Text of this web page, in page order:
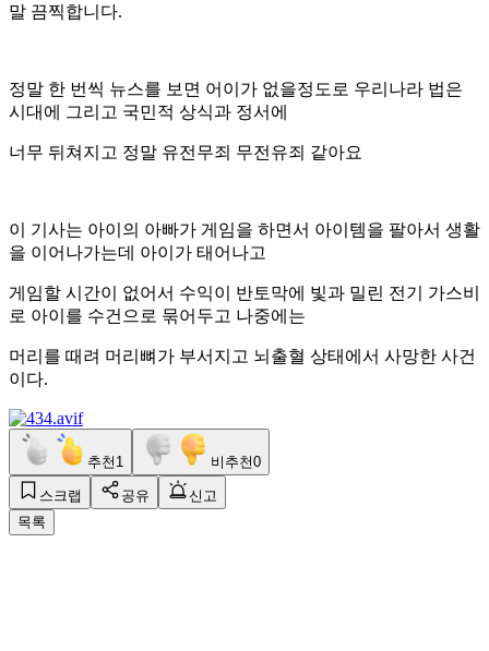
말 끔찍합니다.
정말 한 번씩 뉴스를 보면 어이가 없을정도로 우리나라 법은
시대에 그리고 국민적 상식과 정서에
너무 뒤쳐지고 정말 유전무죄 무전유죄 같아요
이 기사는 아이의 아빠가 게임을 하면서 아이템을 팔아서 생활
을 이어나가는데 아이가 태어나고
게임할 시간이 없어서 수익이 반토막에 빛과 밀린 전기 가스비
로 아이를 수건으로 묶어두고 나중에는
머리를 때려 머리뼈가 부서지고 뇌출혈 상태에서 사망한 사건
이다.
추천 1 비추천0
스크랩 공유
신고
목록